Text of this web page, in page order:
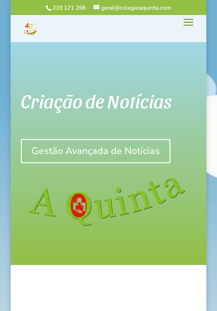
219 171 266 geral@colegioaquinta.com
Criação de Notícias
Gestão Avançada de Notícias